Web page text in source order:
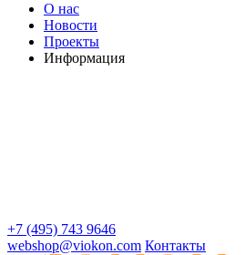
О нас
Новости
Проекты
Информация
+7 (495) 743 9646
webshop@viokon.com Контакты